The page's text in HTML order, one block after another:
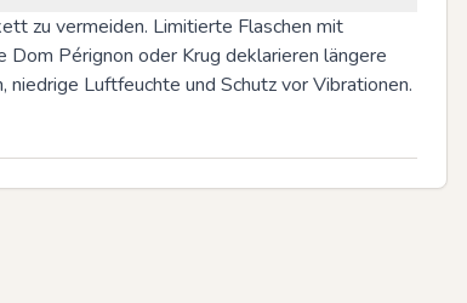
zu vermeiden. Limitierte Flaschen mit
Dom Pérignon oder Krug deklarieren längere
Luftfeuchte und Schutz vor Vibrationen.